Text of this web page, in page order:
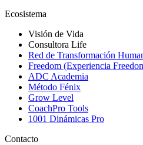
Ecosistema
Visión de Vida
Consultora Life
Red de Transformación
Freedom (Experiencia
ADC Academia
Método Fénix
Grow Level
CoachPro Tools
1001 Dinámicas Pro
Contacto